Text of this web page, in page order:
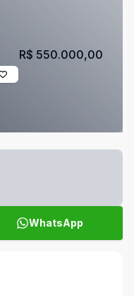
R$ 550.000,00
WhatsApp